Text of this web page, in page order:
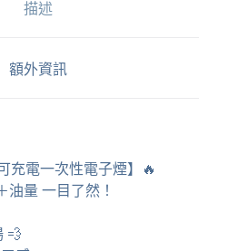
描述
額外資訊
充電一次性電子煙】🔥
油量 一目了然！
💨